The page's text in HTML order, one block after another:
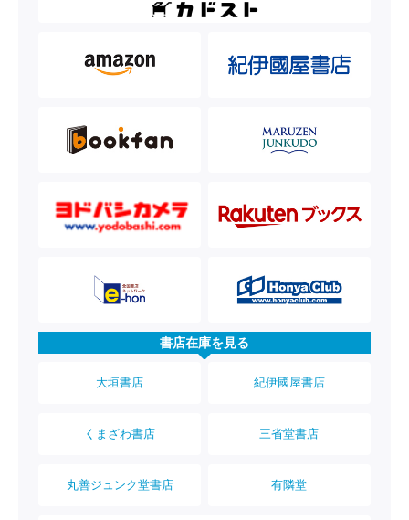
書店在庫を見る
大垣書店 紀伊國屋書店
くまざわ書店 三省堂書店
丸善ジュンク堂書店 有隣堂